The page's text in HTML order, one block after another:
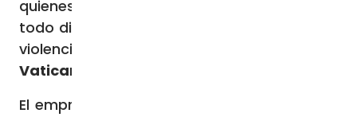
quienes no han sido elegidos, a alejarse de
todo discurso que promueva la división y la
violencia
Vatican News
El empresario Daniel Noboa se proclamó el